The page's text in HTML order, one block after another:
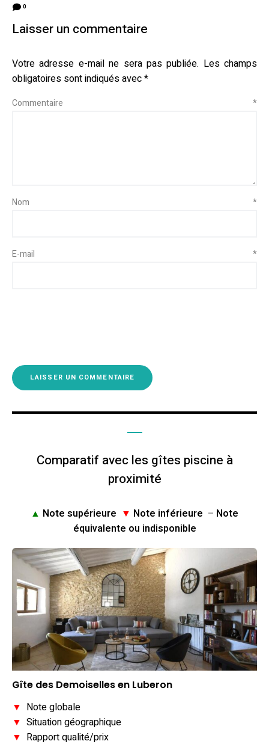
0
Laisser un commentaire
Votre adresse e-mail ne sera pas publiée. Les champs
obligatoires sont indiqués avec*
Commentaire *
Nom *
E-mail *
Comparatif avec les gîtes piscine à
proximité
▲ Note supérieure ▼ Note inférieure – Note
équivalente ou indisponible
Gîte des Demoiselles en Luberon
▼ Note globale
▼ Situation géographique
▼ Rapport qualité/prix